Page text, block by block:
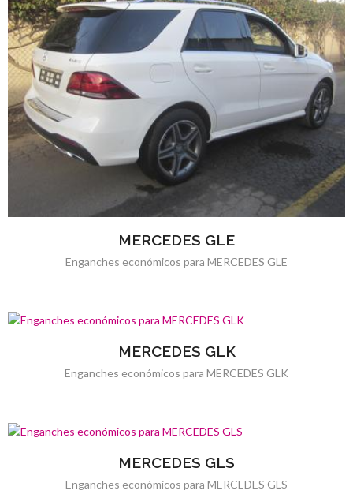
MERCEDES GLE
Enganches económicos para MERCEDES GLE
MERCEDES GLK
Enganches económicos para MERCEDES GLK
MERCEDES GLS
Enganches económicos para MERCEDES GLS